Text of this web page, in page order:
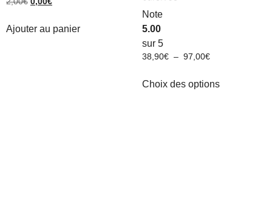
Ajouter au panier
Note
5.00
sur 5
38,90€ – 97,00€
Choix des options